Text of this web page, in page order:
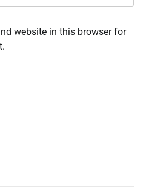
website in this browser for